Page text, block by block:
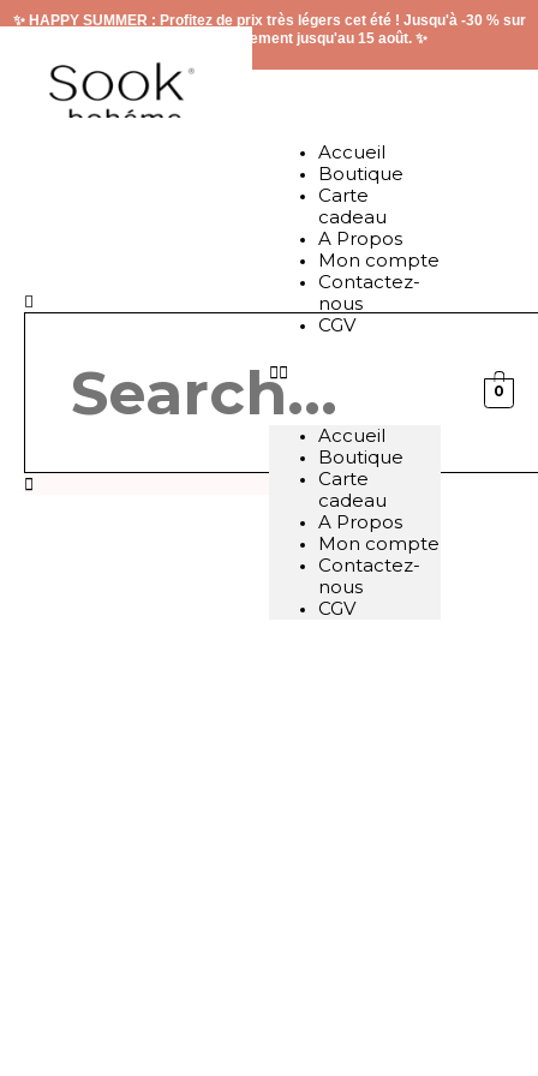
au
✨ HAPPY SUMMER : Profitez de prix très légers cet été ! Jusqu'à -30 % sur
le site, valable uniquement jusqu'au 15 août. ✨
Rechercher
Accueil
Boutique
Carte
cadeau
A Propos
Mon compte
Contactez-
nous
CGV
Accueil
Boutique
Carte
cadeau
A Propos
Mon compte
Contactez-
nous
CGV
0